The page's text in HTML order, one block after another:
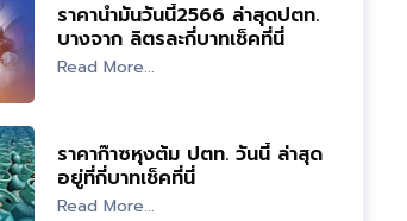
ราคาน้ำมันวันนี้2566 ล่าสุดปตท.
บางจาก ลิตรละกี่บาทเช็คที่นี่
Read More...
ราคาก๊าซหุงต้ม ปตท. วันนี้ ล่าสุด
อยู่ที่กี่บาทเช็คที่นี่
Read More...